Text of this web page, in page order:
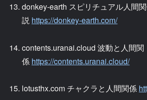
donkey-earth スピリチュアル人間
説 https://donkey-earth.com/
contents.uranai.cloud 波動と人間関
係 https://contents.uranai.cloud/
lotusthx.com チャクラと人間関係